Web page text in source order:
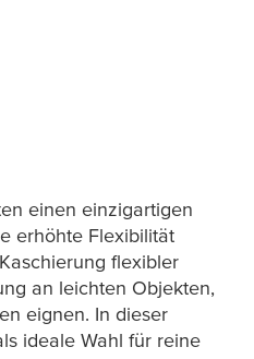
einen einzigartigen
erhöhte Flexibilität
flexibler
an leichten Objekten,
eignen. In dieser
ideale Wahl für reine